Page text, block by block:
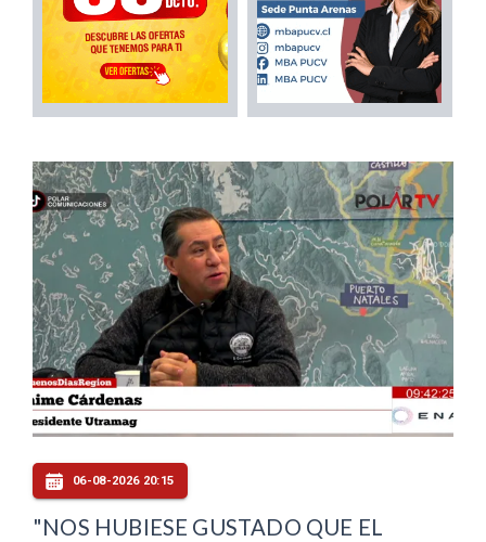
06-08-2026 20:15
"NOS HUBIESE GUSTADO QUE EL